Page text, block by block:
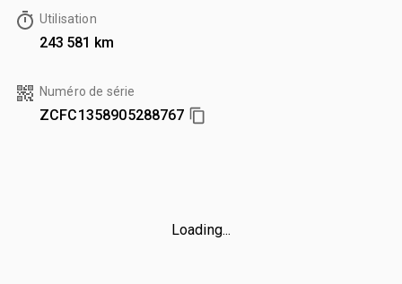
Utilisation
243 581 km
Numéro de série
ZCFC1358905288767
Loading...